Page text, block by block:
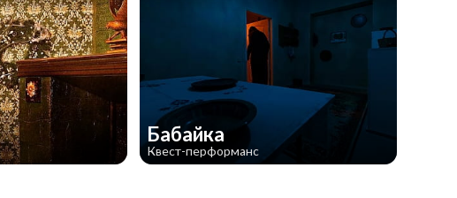
Бабайка
Квест-перформанс